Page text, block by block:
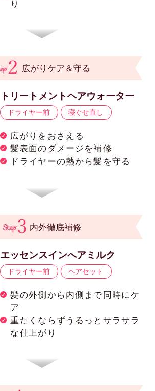
り
広がりケア＆守る
トリートメントヘアウォーター
ドライヤー前 寝ぐせ直し
広がりをおさえる
髪表面のダメージを補修
ドライヤーの熱から髪を守る
内外徹底補修
エッセンスインへアミルク
ドライヤー前 ヘアセット
髪の外側から内側まで同時にケ
ア
重たくならずうるっとサラサラ
な仕上がり